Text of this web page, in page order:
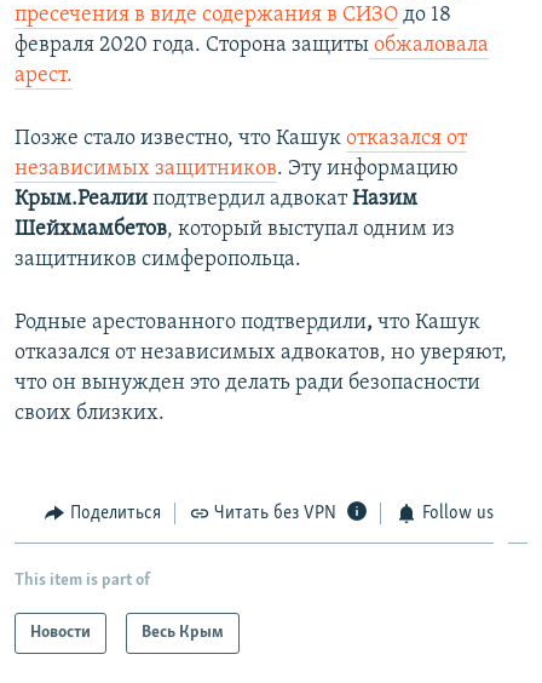
пресечения в виде содержания в СИЗО до 18
февраля 2020 года. Сторона защиты обжаловала
арест.
Позже стало известно, что Кашук отказался от
независимых защитников. Эту информацию
Крым.Реалии подтвердил адвокатНазим
Шейхмамбетов, который выступал одним из
защитников симферопольца.
Родные арестованного подтвердили, что Кашук
отказался от независимых адвокатов, но уверяют,
что он вынужден это делать ради безопасности
своих близких.
Поделиться Читать без VPN Follow us
This item is part of
Новости Весь Крым